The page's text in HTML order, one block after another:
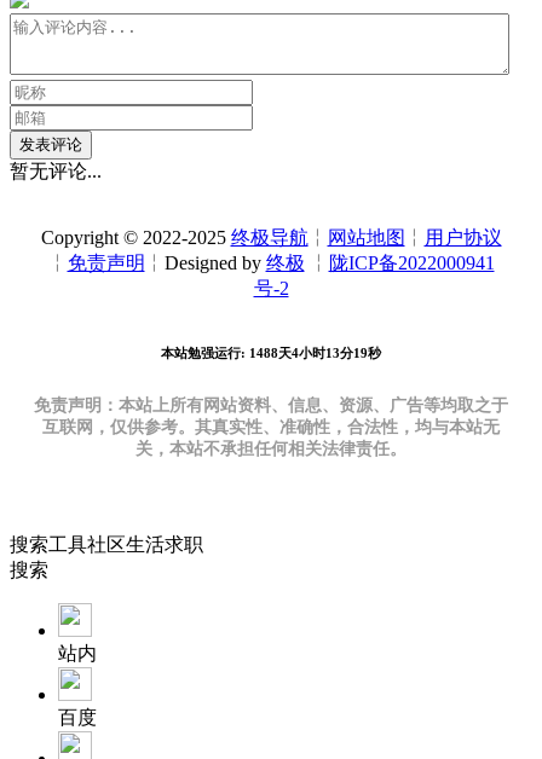
发表评论
暂无评论...
Copyright © 2022-2025 终极导航 ╎ 网站地图 ╎ 用户协议
╎ 免责声明 ╎Designed by 终极 ╎ 陇ICP备2022000941
号-2
本站勉强运行: 1488天4小时13分20秒
免责声明：本站上所有网站资料、信息、资源、广告等均取之于
互联网，仅供参考。其真实性、准确性，合法性，均与本站无
关，本站不承担任何相关法律责任。
搜索工具社区生活求职
搜索
站内
百度